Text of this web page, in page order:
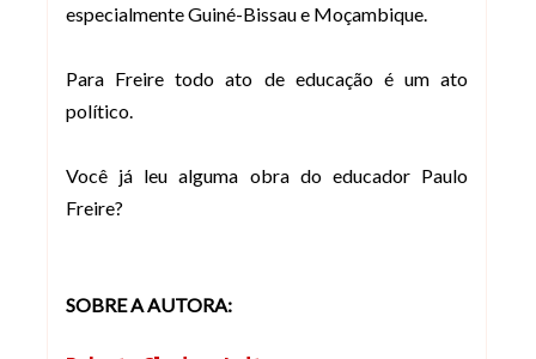
especialmente Guiné-Bissau e Moçambique.
Para Freire todo ato de educação é um ato
político.
Você já leu alguma obra do educador Paulo
Freire?
SOBRE A AUTORA: